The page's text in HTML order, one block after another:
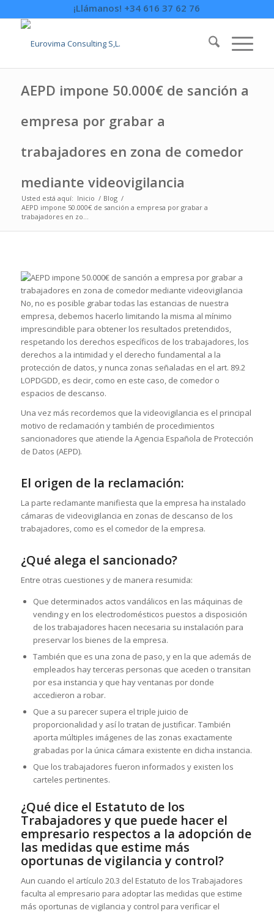
¡Llámanos! +34 616 37 62 76
AEPD impone 50.000€ de sanción a
empresa por grabar a
trabajadores en zona de comedor
mediante videovigilancia
Usted está aquí: Inicio / Blog /
AEPD impone 50.000€ de sanción a empresa por grabar a
trabajadores en zo...
No, no es posible grabar todas las estancias de nuestra
empresa, debemos hacerlo limitando la misma al mínimo
imprescindible para obtener los resultados pretendidos,
respetando los derechos específicos de los trabajadores, los
derechos a la intimidad y el derecho fundamental a la
protección de datos, y nunca zonas señaladas en el art. 89.2
LOPDGDD, es decir, como en este caso, de comedor o
espacios de descanso.
Una vez más recordemos que la videovigilancia es el principal
motivo de reclamación y también de procedimientos
sancionadores que atiende la Agencia Española de Protección
de Datos (AEPD).
El origen de la reclamación:
La parte reclamante manifiesta que la empresa ha instalado
cámaras de videovigilancia en zonas de descanso de los
trabajadores, como es el comedor de la empresa.
¿Qué alega el sancionado?
Entre otras cuestiones y de manera resumida:
Que determinados actos vandálicos en las máquinas de
vending y en los electrodomésticos puestos a disposición
de los trabajadores hacen necesaria su instalación para
preservar los bienes de la empresa.
También que es una zona de paso, y en la que además de
empleados hay terceras personas que aceden o transitan
por esa instancia y que hay ventanas por donde
accedieron a robar.
Que a su parecer supera el triple juicio de
proporcionalidad y así lo tratan de justificar. También
aporta múltiples imágenes de las zonas exactamente
grabadas por la única cámara existente en dicha instancia.
Que los trabajadores fueron informados y existen los
carteles pertinentes.
¿Qué dice el Estatuto de los
Trabajadores y que puede hacer el
empresario respectos a la adopción de
las medidas que estime más
oportunas de vigilancia y control?
Aun cuando el artículo 20.3 del Estatuto de los Trabajadores
faculta al empresario para adoptar las medidas que estime
más oportunas de vigilancia y control para verificar el